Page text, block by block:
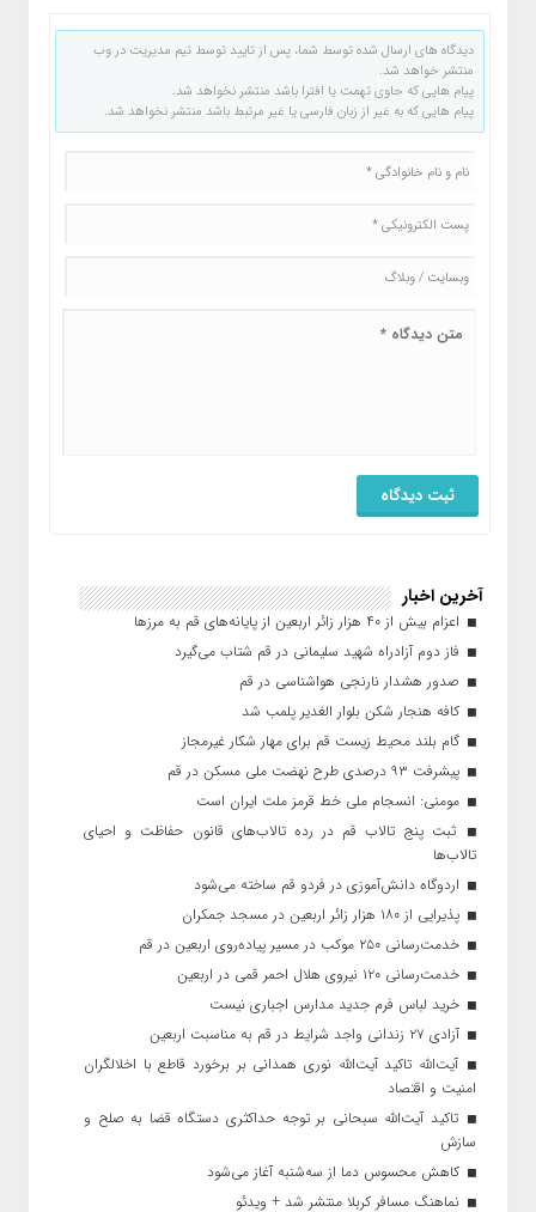
دیدگاه های ارسال شده توسط شما، پس از تایید توسط تیم مدیریت در وب
منتشر خواهد شد.
پیام هایی که حاوی تهمت یا افترا باشد منتشر نخواهد شد.
پیام هایی که به غیر از زبان فارسی یا غیر مرتبط باشد منتشر نخواهد شد.
آخرین اخبار
اعزام بیش از ۴۰ هزار زائر اربعین از پایانه‌های قم به مرزها
فاز دوم آزادراه شهید سلیمانی در قم شتاب می‌گیرد
صدور هشدار نارنجی هواشناسی در قم
کافه هنجار شکن بلوار الغدیر پلمب شد
گام بلند محیط زیست قم برای مهار شکار غیرمجاز
پیشرفت ۹۳ درصدی طرح نهضت ملی مسکن در قم
مومنی: انسجام ملی خط قرمز ملت ایران است
ثبت پنج تالاب قم در رده تالاب‌های قانون حفاظت و احیای
تالاب‌ها
اردوگاه دانش‌آموزی در فردو قم ساخته می‌شود
پذیرایی از ۱۸۰ هزار زائر اربعین در مسجد جمکران
خدمت‌رسانی ۲۵۰ موکب در مسیر پیاده‌روی اربعین در قم
خدمت‌رسانی ۱۲۰ نیروی هلال احمر قمی در اربعین
خرید لباس فرم جدید مدارس اجباری نیست
آزادی ۲۷ زندانی واجد شرایط در قم به مناسبت اربعین
آیت‌الله تاکید آیت‌الله نوری همدانی بر برخورد قاطع با اخلالگران
امنیت و اقتصاد
تاکید آیت‌الله‌ سبحانی بر توجه حداکثری دستگاه قضا به صلح و
سازش
کاهش محسوس دما از سه‌شنبه آغاز می‌شود
نماهنگ مسافر کربلا منتشر شد + ویدئو